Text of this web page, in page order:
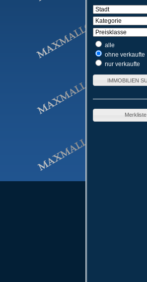
alle
ohne verkaufte
nur verkaufte
Merkliste